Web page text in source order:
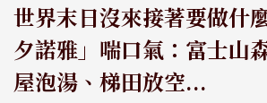
世界末日沒來接著要做什
夕諾雅」喘口氣：富士山
屋泡湯、梯田放空...